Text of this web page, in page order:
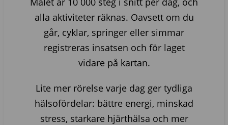
alla aktiviteter räknas. Oavsett om du
går, cyklar, springer eller simmar
registreras insatsen och för laget
vidare på kartan.
Lite mer rörelse varje dag ger tydliga
hälsofördelar: bättre energi, minskad
stress, starkare hjärthälsa och mer